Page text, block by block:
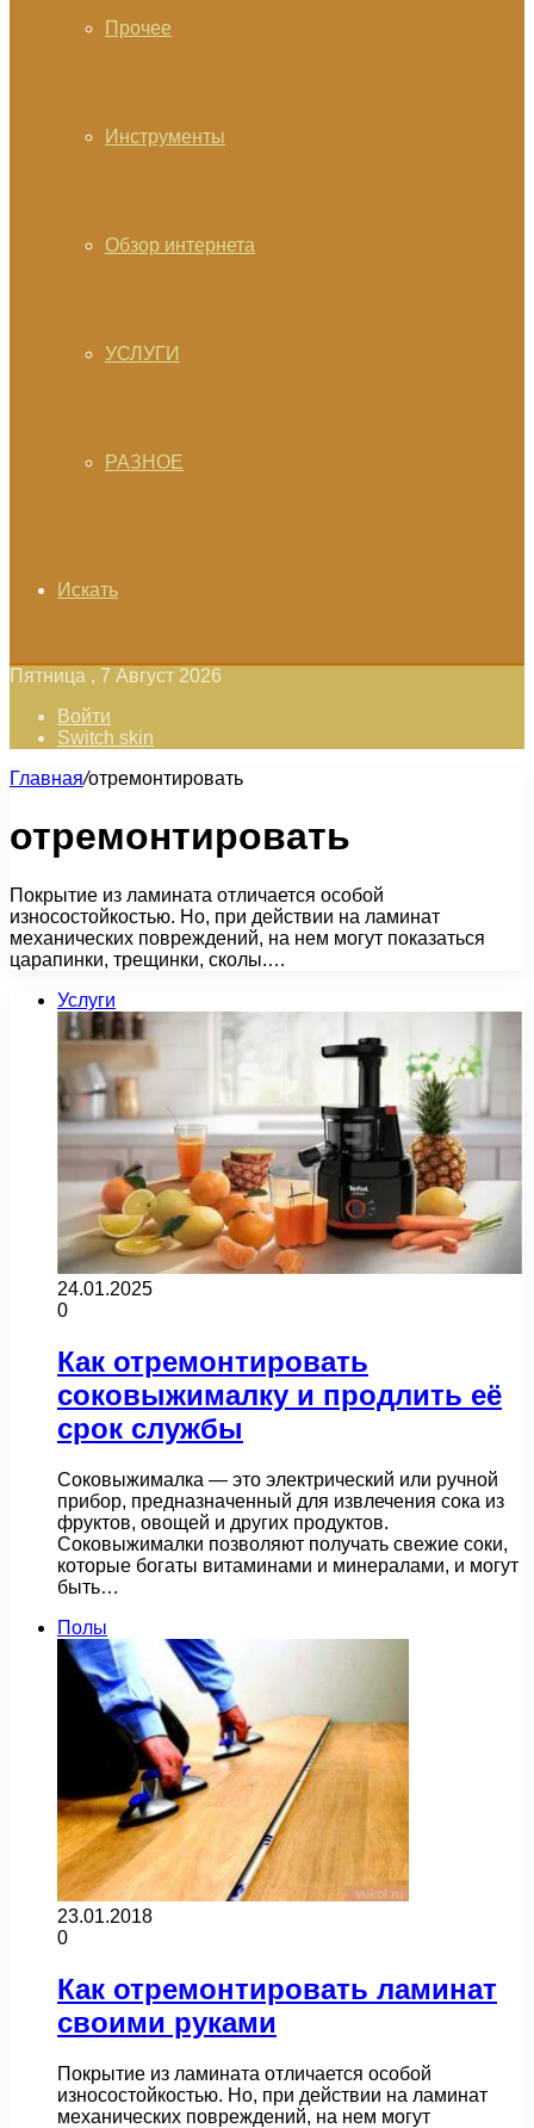
Прочее
Инструменты
Обзор интернета
УСЛУГИ
РАЗНОЕ
Искать
Пятница , 7 Август 2026
Войти
Switch skin
Главная/отремонтировать
отремонтировать
Покрытие из ламината отличается особой
износостойкостью. Но, при действии на ламинат
механических повреждений, на нем могут показаться
царапинки, трещинки, сколы.…
Услуги
24.01.2025
0
Как отремонтировать
соковыжималку и продлить её
срок службы
Соковыжималка — это электрический или ручной
прибор, предназначенный для извлечения сока из
фруктов, овощей и других продуктов.
Соковыжималки позволяют получать свежие соки,
которые богаты витаминами и минералами, и могут
быть…
Полы
23.01.2018
0
Как отремонтировать ламинат
своими руками
Покрытие из ламината отличается особой
износостойкостью. Но, при действии на ламинат
механических повреждений, на нем могут